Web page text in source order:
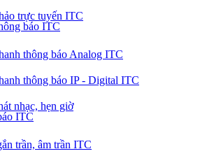
trực tuyến ITC
báo ITC
thông báo Analog ITC
thông báo IP - Digital ITC
nhạc, hẹn giờ
ITC
trần, âm trần ITC